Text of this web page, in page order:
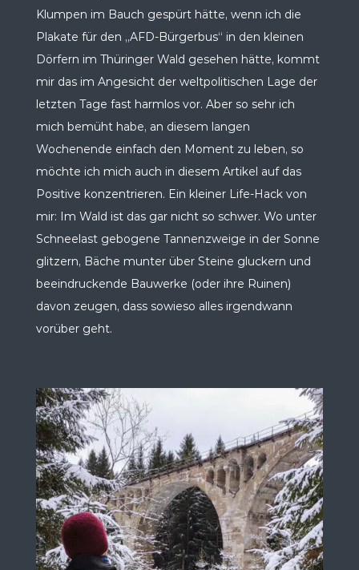
Klumpen im Bauch gespürt hätte, wenn ich die
Plakate für den „AFD-Bürgerbus“ in den kleinen
Dörfern im Thüringer Wald gesehen hätte, kommt
mir das im Angesicht der weltpolitischen Lage der
letzten Tage fast harmlos vor. Aber so sehr ich
mich bemüht habe, an diesem langen
Wochenende einfach den Moment zu leben, so
möchte ich mich auch in diesem Artikel auf das
Positive konzentrieren. Ein kleiner Life-Hack von
mir: Im Wald ist das gar nicht so schwer. Wo unter
Schneelast gebogene Tannenzweige in der Sonne
glitzern, Bäche munter über Steine gluckern und
beeindruckende Bauwerke (oder ihre Ruinen)
davon zeugen, dass sowieso alles irgendwann
vorüber geht.